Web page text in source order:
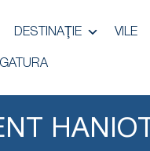
DESTINAŢIE VILE
HANIOTI